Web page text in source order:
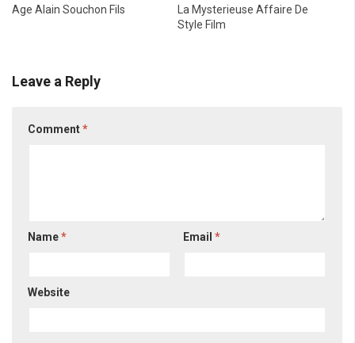
Age Alain Souchon Fils
La Mysterieuse Affaire De
Style Film
Leave a Reply
Comment*
Name* Email*
Website